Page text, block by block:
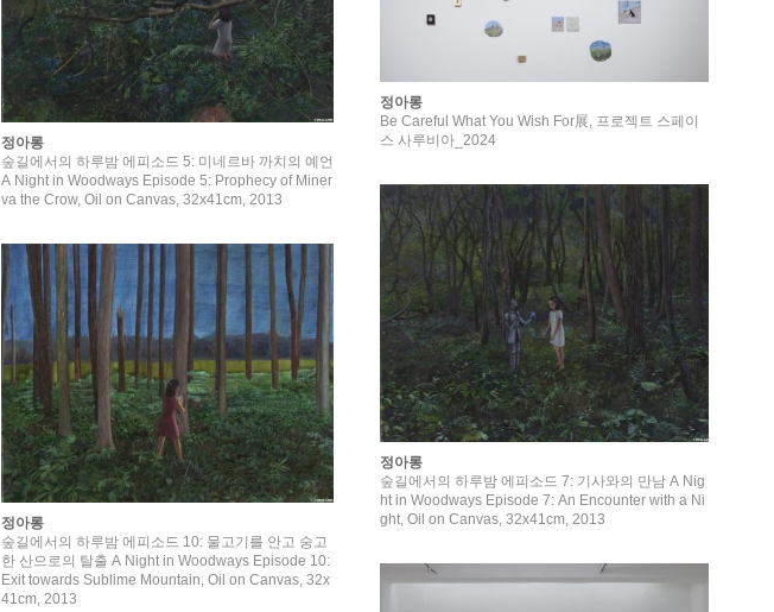
정아롱
숲길에서의 하루밤 에피소드 5: 미네르바 까치의 예언
A Night in Woodways Episode 5: Prophecy of Miner
va the Crow, Oil on Canvas, 32x41cm, 2013
정아롱
Be Careful What You Wish For展, 프로젝트 스페이
스 사루비아_2024
정아롱
숲길에서의 하루밤 에피소드 7: 기사와의 만남 A Nig
ht in Woodways Episode 7: An Encounter with a Ni
ght, Oil on Canvas, 32x41cm, 2013
정아롱
숲길에서의 하루밤 에피소드 10: 물고기를 안고 숭고
한 산으로의 탈출 A Night in Woodways Episode 10:
Exit towards Sublime Mountain, Oil on Canvas, 32x
41cm, 2013